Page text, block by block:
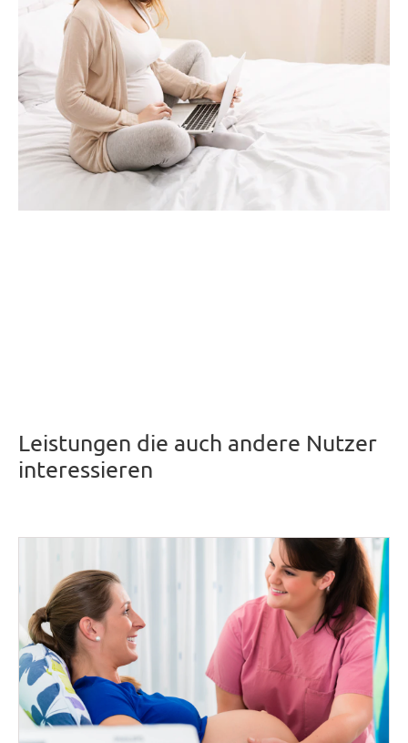
Leistungen die auch andere Nutzer
interessieren